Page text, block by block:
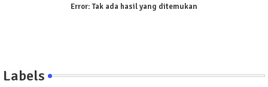
Error:Tak ada hasil yang ditemukan
Labels